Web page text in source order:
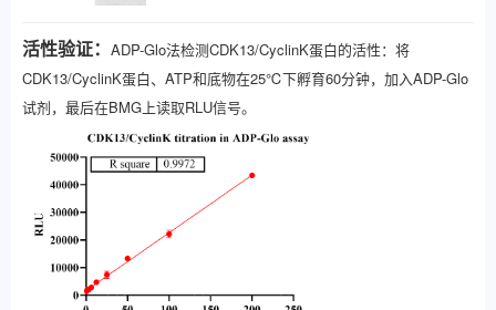
活性验证： ADP-Glo法检测CDK13/CyclinK蛋白的活性：将
CDK13/CyclinK蛋白、ATP和底物在25℃下孵育60分钟，加入ADP-Glo
试剂，最后在BMG上读取RLU信号。